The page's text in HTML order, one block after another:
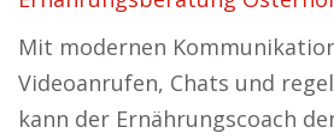
Mit modernen
Videoanrufen, Chats und
kann der Ernährungscoach